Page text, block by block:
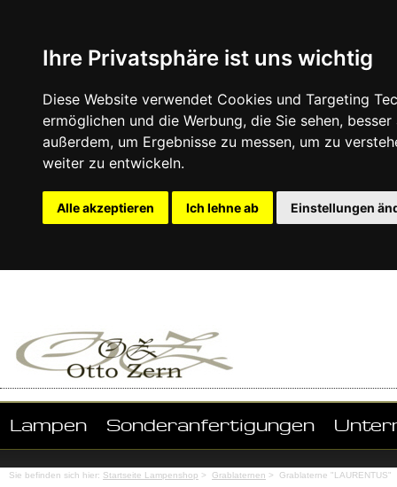
Ihre Privatsphäre ist uns wichtig
Diese Website verwendet Cookies und Targeting
ermöglichen und die Werbung, die Sie sehen,
außerdem, um Ergebnisse zu messen, um zu
weiter zu entwickeln.
Alle akzeptieren Ich lehne ab Einstellungen
Lampen Sonderanfertigungen
Sie befinden sich hier: Startseite Lampenshop > Grablaternen > Grablaterne "LAURENTUS"